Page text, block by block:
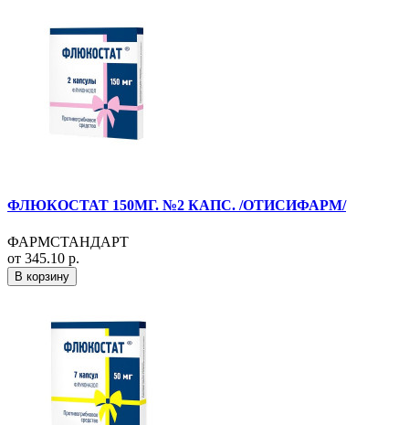
ФЛЮКОСТАТ 150МГ. №2 КАПС. /ОТИСИФАРМ/
ФАРМСТАНДАРТ
от 345.10 р.
В корзину